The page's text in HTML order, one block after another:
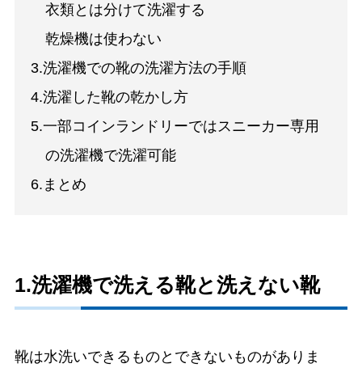
衣類とは分けて洗濯する
乾燥機は使わない
3.洗濯機での靴の洗濯方法の手順
4.洗濯した靴の乾かし方
5.一部コインランドリーではスニーカー専用
の洗濯機で洗濯可能
6.まとめ
1.洗濯機で洗える靴と洗えない靴
靴は水洗いできるものとできないものがありま